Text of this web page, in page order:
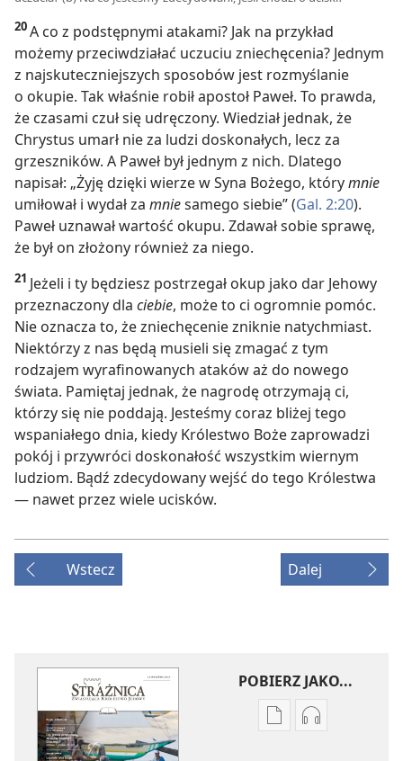
20A co z podstępnymi atakami? Jak na przykład
możemy przeciwdziałać uczuciu zniechęcenia? Jednym
z najskuteczniejszych sposobów jest rozmyślanie
o okupie. Tak właśnie robił apostoł Paweł. To prawda,
że czasami czuł się udręczony. Wiedział jednak, że
Chrystus umarł nie za ludzi doskonałych, lecz za
grzeszników. A Paweł był jednym z nich. Dlatego
napisał: „Żyję dzięki wierze w Syna Bożego, którymnie
umiłował i wydał za mniesamego siebie” (Gal. 2:20).
Paweł uznawał wartość okupu. Zdawał sobie sprawę,
że był on złożony również za niego.
21 Jeżeli i ty będziesz postrzegał okup jako dar Jehowy
przeznaczony dla ciebie, może to ci ogromnie pomóc.
Nie oznacza to, że zniechęcenie zniknie natychmiast.
Niektórzy z nas będą musieli się zmagać z tym
rodzajem wyrafinowanych ataków aż do nowego
świata. Pamiętaj jednak, że nagrodę otrzymają ci,
którzy się nie poddają. Jesteśmy coraz bliżej tego
wspaniałego dnia, kiedy Królestwo Boże zaprowadzi
pokój i przywróci doskonałość wszystkim wiernym
ludziom. Bądź zdecydowany wejść do tego Królestwa
— nawet przez wiele ucisków.
Wstecz Dalej
POBIERZ JAKO...
UstawieniaUstawienia